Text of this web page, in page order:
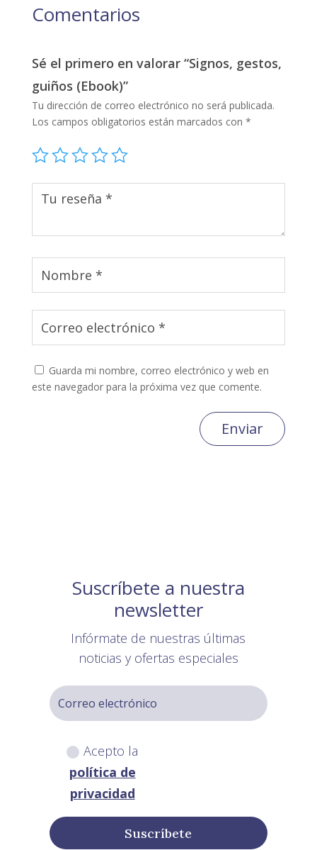
Comentarios
Sé el primero en valorar “Signos, gestos,
guiños (Ebook)”
Tu dirección de correo electrónico no será publicada.
Los campos obligatorios están marcados con *
Guarda mi nombre, correo electrónico y web en
este navegador para la próxima vez que comente.
Enviar
Suscríbete a nuestra
newsletter
Infórmate de nuestras últimas
noticias y ofertas especiales
Acepto la
política de
privacidad
Suscríbete